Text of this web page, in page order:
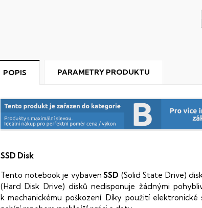
POPIS PARAMETRY PRODUKTU
SSD Disk
Tento notebook je vybaven SSD (Solid State Drive)
(Hard Disk Drive) disků nedisponuje žádnými
k mechanickému poškození. Díky použití